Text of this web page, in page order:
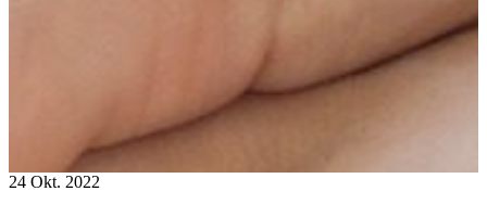
24 Okt. 2022